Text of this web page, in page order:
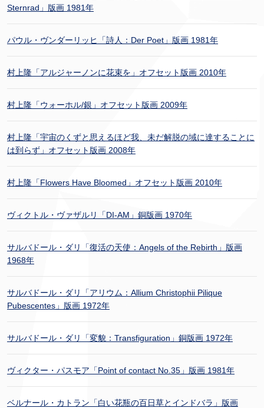
Sternrad」版画 1981年
パウル・ヴンダーリッヒ「詩人：Der Poet」版画 1981年
村上隆「アルジャーノンに花束を」オフセット版画 2010年
村上隆「ウォーホル/銀」オフセット版画 2009年
村上隆「宇宙のくずと思えるほど我、未だ解脱の域に達することに
は到らず」オフセット版画 2008年
村上隆「Flowers Have Bloomed」オフセット版画 2010年
ヴィクトル・ヴァザルリ「DI-AM」銅版画 1970年
サルバドール・ダリ「復活の天使：Angels of the Rebirth」版画
1968年
サルバドール・ダリ「アリウム：Allium Christophii Pilique
Pubescentes」版画 1972年
サルバドール・ダリ「変貌：Transfiguration」銅版画 1972年
ヴィクター・パスモア「Point of contact No.35」版画 1981年
ベルナール・カトラン「白い花瓶の百日草とインドバラ」版画